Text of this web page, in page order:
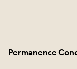
Permanence